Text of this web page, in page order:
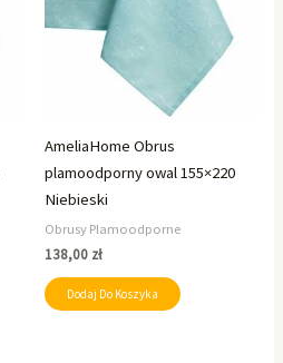
AmeliaHome Obrus
plamoodporny owal 155×220
Niebieski
Obrusy Plamoodporne
138,00 zł
Dodaj Do Koszyka